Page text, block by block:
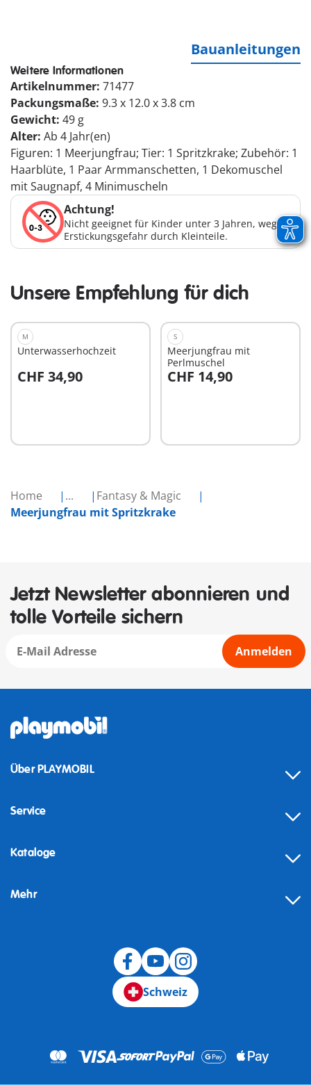
Home ...
Fantasy & Magic
Meerjungfrau mit Spritzkrake
Bauanleitungen
Weitere Informationen
Artikelnummer: 71477
Packungsmaße: 9.3 x 12.0 x 3.8 cm
Gewicht: 49 g
Alter: Ab 4 Jahr(en)
Figuren: 1 Meerjungfrau; Tier: 1 Spritzkrake; Zubehör: 1
Haarblüte, 1 Paar Armmanschetten, 1 Dekomuschel
mit Saugnapf, 4 Minimuscheln
Achtung!
Nicht geeignet für Kinder unter 3 Jahren, wegen
Erstickungsgefahr durch Kleinteile.
Unsere Empfehlung für dich
M
Unterwasserhochzeit
CHF 34,90
In den Warenkorb
S
Meerjungfrau mit
Perlmuschel
CHF 14,90
In den Warenkorb
Jetzt Newsletter abonnieren und
tolle Vorteile sichern
Anmelden
Über PLAYMOBIL
Service
Kataloge
Mehr
Schweiz